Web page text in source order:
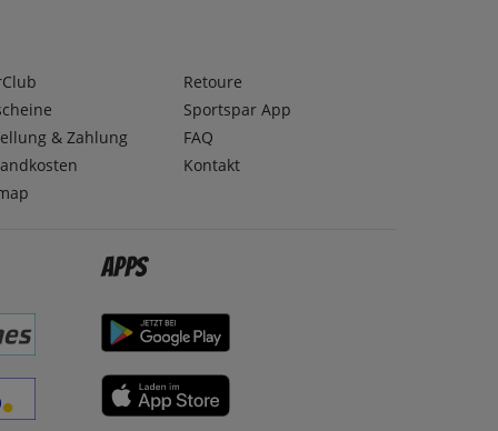
& Zahlung
Retoure
Sportspar App
FAQ
Kontakt
Apps